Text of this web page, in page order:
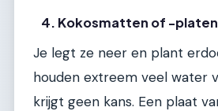
4. Kokosmatten of -platen
Je legt ze neer en plant
houden extreem veel water
krijgt geen kans. Een plaat